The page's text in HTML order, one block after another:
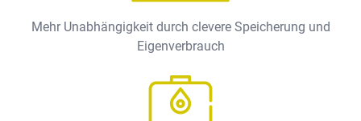
Mehr Unabhängigkeit durch clevere Speicherung und
Eigenverbrauch